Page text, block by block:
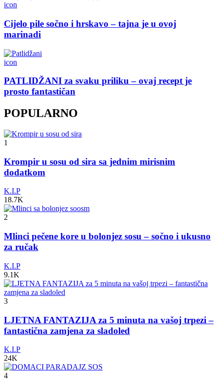
icon
Cijelo pile sočno i hrskavo – tajna je u ovoj
marinadi
icon
PATLIDŽANI za svaku priliku – ovaj recept je
prosto fantastičan
POPULARNO
1
Krompir u sosu od sira sa jednim mirisnim
dodatkom
K.I.P
18.7K
2
Mlinci pečene kore u bolonjez sosu – sočno i ukusno
za ručak
K.I.P
9.1K
3
LJETNA FANTAZIJA za 5 minuta na vašoj trpezi –
fantastična zamjena za sladoled
K.I.P
24K
4